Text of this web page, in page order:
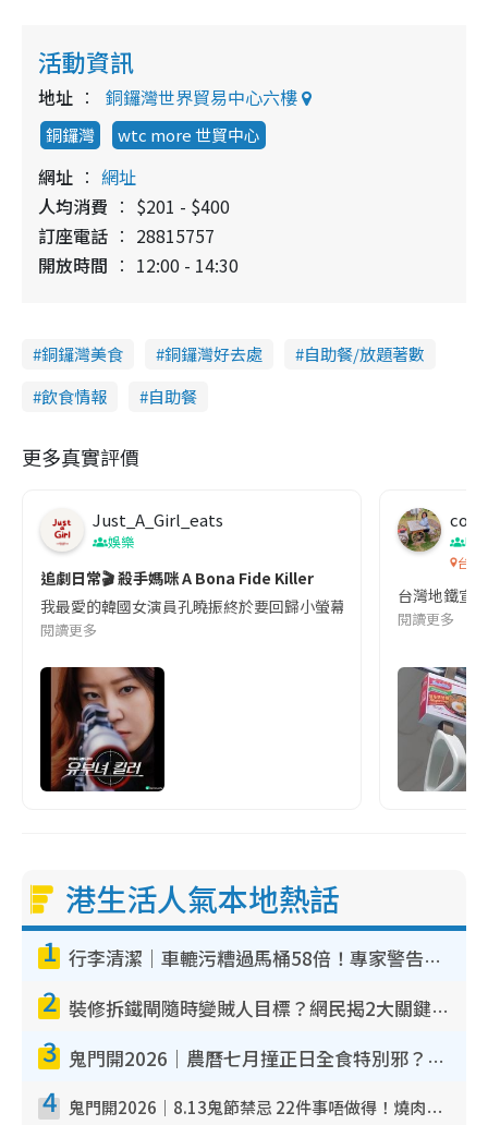
活動資訊
地址 銅鑼灣世界貿易中心六樓
銅鑼灣 wtc more 世貿中心
網址
網址
人均消費
$201 - $400
訂座電話
28815757
開放時間
12:00 - 14:30
銅鑼灣美食 銅鑼灣好去處
自助餐/放題著數
飲食情報
自助餐
更多真實評價
Just_A_Girl_eats
娛樂
追劇日常🎬 殺手媽咪 A Bona Fide Killer
我最愛的韓國女演員孔曉振終於要回歸小螢幕啦!這次的劇本改編
閱讀更多
co
吹
台灣
台灣地鐵宣
閱讀更多
港生活人氣本地熱話
1 行李清潔｜車轆污糟過馬桶58倍！專家警告忌用酒精抹 教1招免污手除菌
2 裝修拆鐵閘隨時變賊人目標？網民揭2大關鍵用途：裝新式等於白裝？附新舊鐵閘分別
3 鬼門開2026｜農曆七月撞正日全食特別邪？專家警告切忌做一事！揭4大禁忌+2招保平安
4 鬼門開2026｜8.13鬼節禁忌 22件事唔做得！燒肉、刺身要少食？半夜勿吹口哨/打呢個電話